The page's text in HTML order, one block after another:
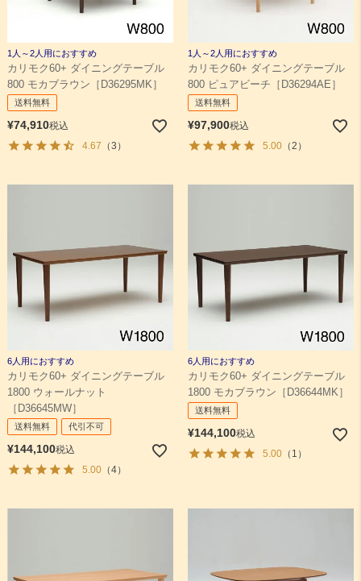
1人～2人用におすすめ
カリモク60+ ダイニングテーブル
800 モカブラウン［D36295MK］
送料無料
¥74,910税込
4.67 （3）
1人～2人用におすすめ
カリモク60+ ダイニングテーブル
800 ピュアビーチ［D36294AE］
送料無料
¥97,900税込
5.00（2）
6人用におすすめ
カリモク60+ ダイニングテーブル
1800 ウォールナット
［D36645MW］
送料無料 代引不可
¥144,100税込
5.00（4）
6人用におすすめ
カリモク60+ ダイニングテーブル
1800 モカブラウン［D36644MK］
送料無料
¥144,100税込
5.00（1）